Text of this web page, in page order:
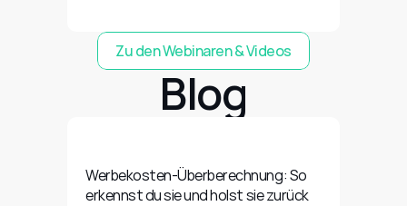
Zu den Webinaren & Videos
Blog
Werbekosten-Überberechnung: So
erkennst du sie und holst sie zurück